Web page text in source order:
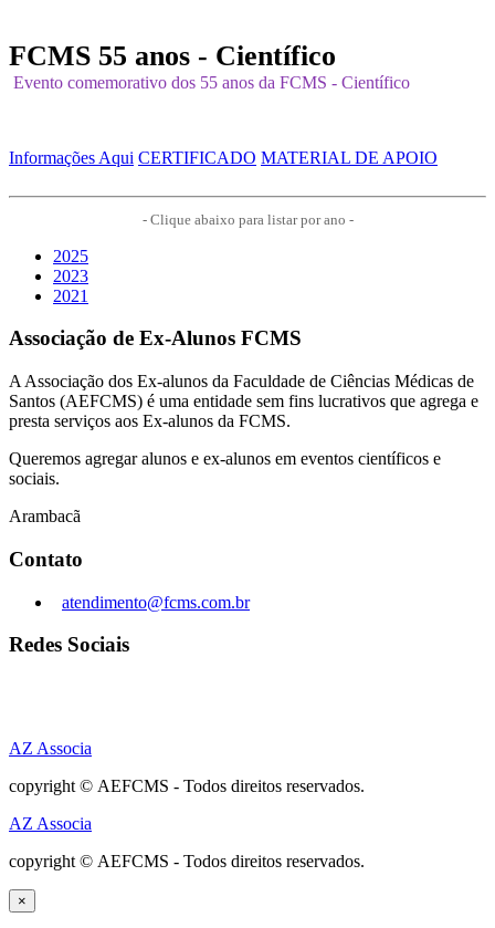
FCMS 55 anos - Científico
Evento comemorativo dos 55 anos da FCMS - Científico
Informações Aqui CERTIFICADO MATERIAL DE APOIO
- Clique abaixo para listar por ano -
2025
2023
2021
Associação de Ex-Alunos FCMS
A Associação dos Ex-alunos da Faculdade de Ciências Médicas de
Santos (AEFCMS) é uma entidade sem fins lucrativos que agrega e
presta serviços aos Ex-alunos da FCMS.
Queremos agregar alunos e ex-alunos em eventos científicos e
sociais.
Arambacã
Contato
atendimento@fcms.com.br
Redes Sociais
AZ Associa
copyright © AEFCMS - Todos direitos reservados.
AZ Associa
copyright © AEFCMS - Todos direitos reservados.
×